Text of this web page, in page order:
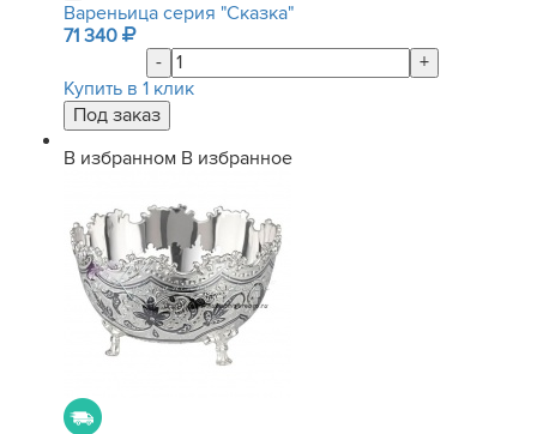
Вареньица серия "Сказка"
71 340
-
+
Купить в 1 клик
В избранном В избранное